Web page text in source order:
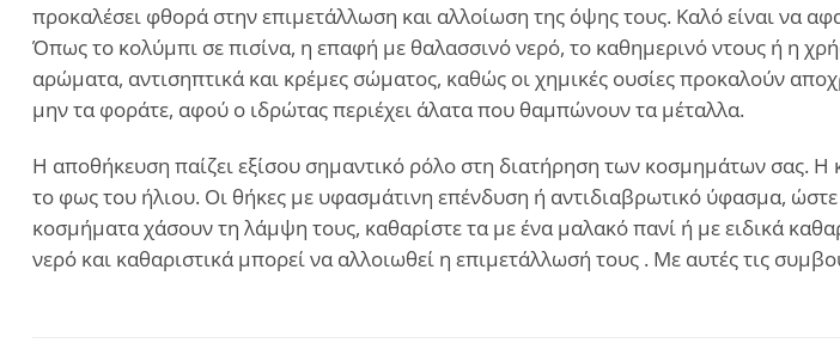
προκαλέσει φθορά στην επιμετάλλωση και αλλοίωση της όψης τους. Καλό είναι να
Όπως το κολύμπι σε πισίνα, η επαφή με θαλασσινό νερό, το καθημερινό ντους ή η
αρώματα, αντισηπτικά και κρέμες σώματος, καθώς οι χημικές ουσίες προκαλούν
μην τα φοράτε, αφού ο ιδρώτας περιέχει άλατα που θαμπώνουν τα μέταλλα.
Η αποθήκευση παίζει εξίσου σημαντικό ρόλο στη διατήρηση των κοσμημάτων σας. Η
το φως του ήλιου. Οι θήκες με υφασμάτινη επένδυση ή αντιδιαβρωτικό ύφασμα,
κοσμήματα χάσουν τη λάμψη τους, καθαρίστε τα με ένα μαλακό πανί ή με ειδικά
νερό και καθαριστικά μπορεί να αλλοιωθεί η επιμετάλλωσή τους . Με αυτές τις